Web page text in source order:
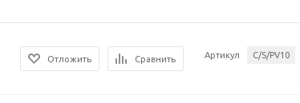
Отложить Сравнить Артикул C/S/PV10